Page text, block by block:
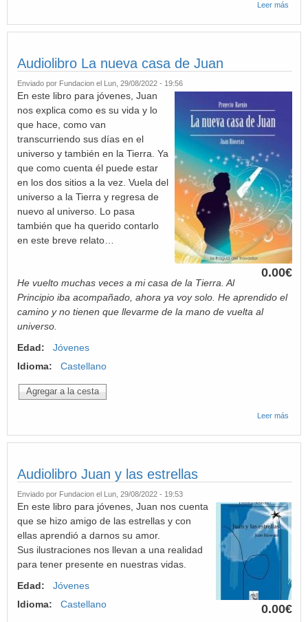
Leer más
La
Audiolibro La nueva casa de Juan
Enviado por Fundacion el Lun, 29/08/2022 - 19:56
0.00€
En este libro para jóvenes, Juan
nos explica como es su vida y lo
que hace, como van
transcurriendo sus días en el
universo y también en la Tierra. Ya
que como cuenta él puede estar
en los dos sitios a la vez. Vuela del
universo a la Tierra y regresa de
nuevo al universo. Lo pasa
también que ha querido contarlo
en este breve relato…
He vuelto muchas veces a mi casa de la Tierra. Al
Principio iba acompañado, ahora ya voy solo. He aprendido el
camino y no tienen que llevarme de la mano de vuelta al
universo.
Edad:
Jóvenes
Idioma:
Castellano
Leer más
La
Audiolibro Juan y las estrellas
Enviado por Fundacion el Lun, 29/08/2022 - 19:53
0.00€
En este libro para jóvenes, Juan nos cuenta
que se hizo amigo de las estrellas y con
ellas aprendió a darnos su amor.
Sus ilustraciones nos llevan a una realidad
para tener presente en nuestras vidas.
Edad:
Jóvenes
Idioma:
Castellano